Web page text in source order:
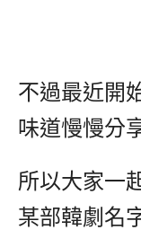
不過最近開
味道慢慢分
所以大家一
某部韓劇名